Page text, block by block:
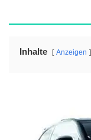
Inhalte Anzeigen